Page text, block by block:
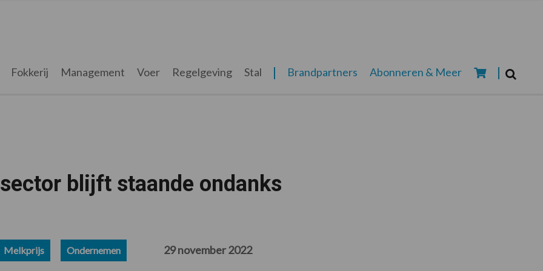
Fokkerij Management Voer Regelgeving Stal Brandpartners Abonneren & Meer
blijft staande ondanks
Melkprijs Ondernemen 29 november 2022